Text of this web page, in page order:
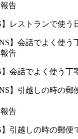
告
】レストランで使う
告
】会話でよく使う丁
告
】引越しの時の郵